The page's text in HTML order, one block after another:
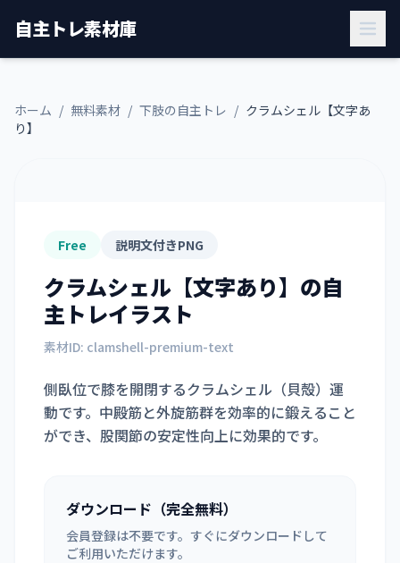
自主トレ素材庫
ホーム / 無料素材 / 下肢の自主トレ / クラムシェル【文字あ
り】
Free 説明文付きPNG
クラムシェル【文字あり】 の自
主トレイラスト
素材ID: clamshell-premium-text
側臥位で膝を開閉するクラムシェル（貝殻）運
動です。中殿筋と外旋筋群を効率的に鍛えること
ができ、股関節の安定性向上に効果的です。
ダウンロード（完全無料）
会員登録は不要です。すぐにダウンロードして
ご利用いただけます。